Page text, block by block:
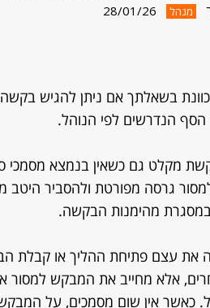
מנהל 28/01/26
בשאלתך אם ניתן להגיש
הסף הנדרשים לפי הנוהל.
מקלט גם כשאין בנמצא מסמכי
גרסה מפורטת ולהסביר היטב
מהימנות הבקשה.
את עצם פתיחת ההליך או קבלת
אלא מחייב את המבקש למסור
כאשר אין שום מסמכים, על